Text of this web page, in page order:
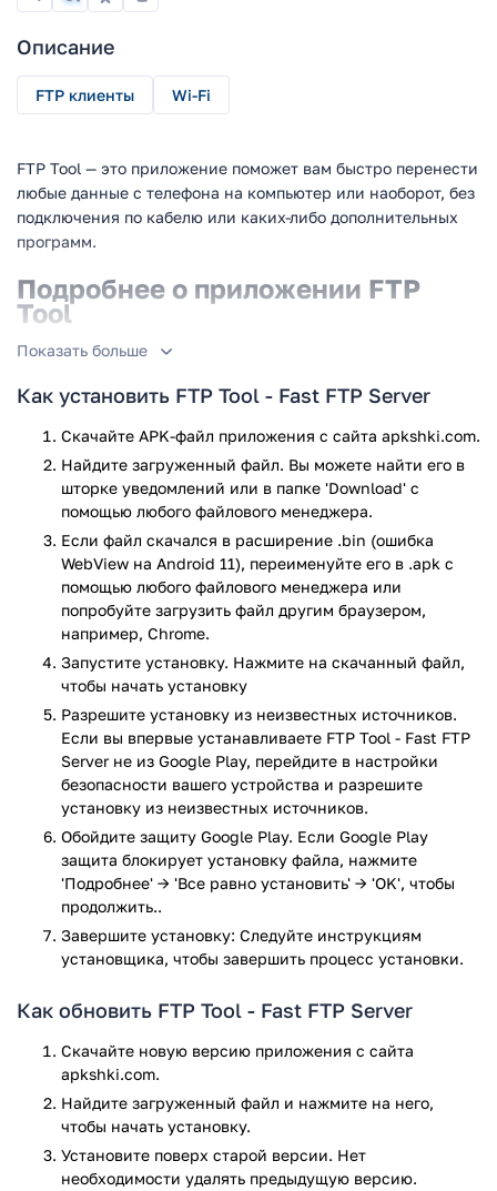
Описание
FTP клиенты Wi-Fi
FTP Tool — это приложение поможет вам быстро перенести
любые данные с телефона на компьютер или наоборот, без
подключения по кабелю или каких-либо дополнительных
программ.
Подробнее о приложении FTP
Tool
Благодаря этой программе, вы можете создать FTP-сервер
серверу, используя встроенный FTP-клиент. Позволяет
передавать любые типы файлов, используя Hotspot.
Использовать приложение очень просто:
скачайте последнюю версию приложения на свой
смартфон или планшет;
включите хотспот на своём гаджете и включите Wi-Fi
на втором устройстве;
откройте приложение и нажмите кнопку "Start";
введите URL вашего FTP-сервера на втором
устройстве для подключения, используя любой FTP-
клиент, либо Проводник на ПК;
готово! Можно передавать файлы между
устройствами.
Возможно также использование приложения в качестве
FTP-клиента. В таком случае, вам достаточно ввесли адрес
сервера и подключиться к нему, для доступа к файлам, с
экрана своего смартфона.
Особенности и возможности программы:
клиента.
Простой и понятный интерфейс.
приложение.
Поддержка пакетной загрузки или скачивания
файлов.
Сохранение неограниченного количества серверов,
при использовании в качестве FTP-клиента.
Наличие светлой и тёмной тем оформления.
Показать больше
Как установить FTP Tool - Fast FTP Server
Скачайте APK-файл приложения с сайта apkshki.com.
Найдите загруженный файл. Вы можете найти его в
шторке уведомлений или в папке 'Download' с
помощью любого файлового менеджера.
Если файл скачался в расширение .bin (ошибка
WebView на Android 11), переименуйте его в .apk с
помощью любого файлового менеджера или
попробуйте загрузить файл другим браузером,
например, Chrome.
Запустите установку. Нажмите на скачанный файл,
чтобы начать установку
Разрешите установку из неизвестных источников.
Если вы впервые устанавливаете FTP Tool - Fast FTP
Server не из Google Play, перейдите в настройки
безопасности вашего устройства и разрешите
установку из неизвестных источников.
Обойдите защиту Google Play. Если Google Play
защита блокирует установку файла, нажмите
'Подробнее' → 'Все равно установить' → 'OK', чтобы
продолжить..
Завершите установку: Следуйте инструкциям
установщика, чтобы завершить процесс установки.
Как обновить FTP Tool - Fast FTP Server
Скачайте новую версию приложения с сайта
apkshki.com.
Найдите загруженный файл и нажмите на него,
чтобы начать установку.
Установите поверх старой версии. Нет
необходимости удалять предыдущую версию.